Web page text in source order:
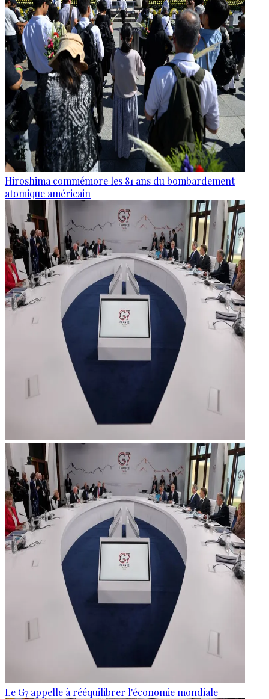
Hiroshima commémore les 81 ans du bombardement
atomique américain
Le G7 appelle à rééquilibrer l'économie mondiale